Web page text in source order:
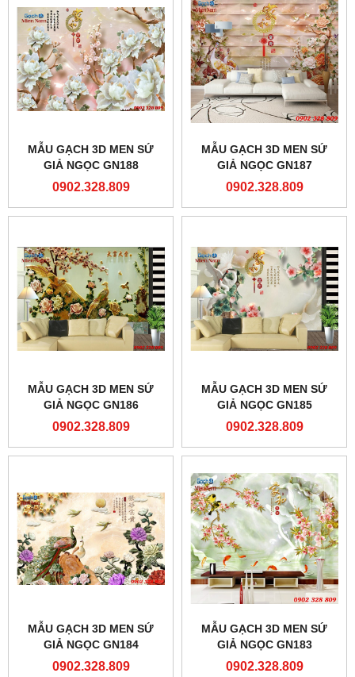
MẪU GẠCH 3D MEN SỨ
GIẢ NGỌC GN188
0902.328.809
MẪU GẠCH 3D MEN SỨ
GIẢ NGỌC GN187
0902.328.809
MẪU GẠCH 3D MEN SỨ
GIẢ NGỌC GN186
0902.328.809
MẪU GẠCH 3D MEN SỨ
GIẢ NGỌC GN185
0902.328.809
MẪU GẠCH 3D MEN SỨ
GIẢ NGỌC GN184
0902.328.809
MẪU GẠCH 3D MEN SỨ
GIẢ NGỌC GN183
0902.328.809